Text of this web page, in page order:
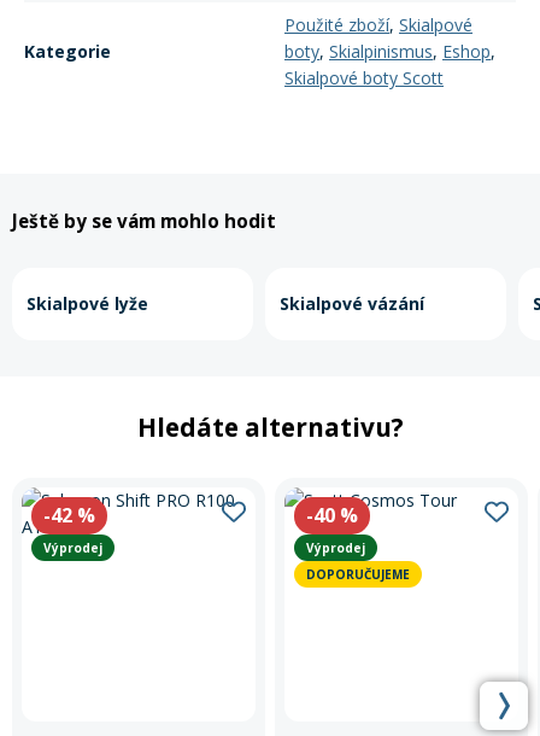
Kategorie
Použité zboží, Skialpové
boty, Skialpinismus, Eshop,
Skialpové boty Scott
Ještě by se vám mohlo hodit
Skialpové lyže Skialpové vázání
Hledáte alternativu?
-42 %
Výprodej
-40 %
Výprodej
DOPORUČUJEME